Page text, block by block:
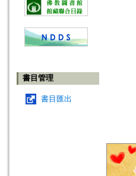
書目管理
書目匯出